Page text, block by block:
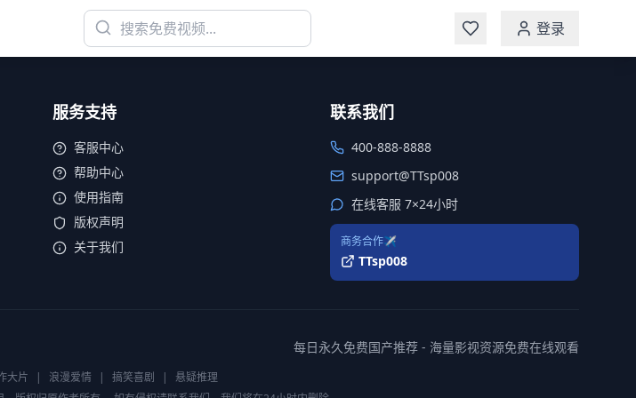
登录
服务支持
客服中心
帮助中心
使用指南
版权声明
关于我们
联系我们
400-888-8888
support@TTsp008
在线客服 7×24小时
商务合作✈️
TTsp008
每日永久免费国产推荐 - 海量影视资源免费在线观看
大片 | 浪漫爱情 | 搞笑喜剧 |
悬疑推理